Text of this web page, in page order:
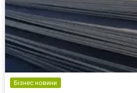
Бізнес новини